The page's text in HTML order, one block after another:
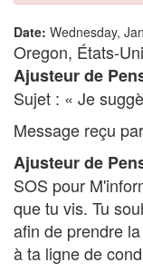
Date: Wednesday,
Oregon, États-
Ajusteur de
Sujet : « Je
Message reçu
Ajusteur de
SOS pour
que tu vis. Tu
afin de prendre
à ta ligne de